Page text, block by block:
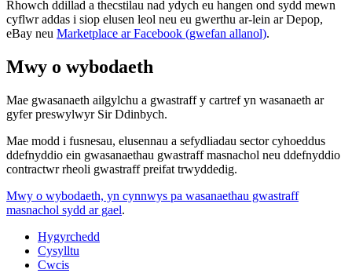
Rhowch ddillad a thecstilau nad ydych eu hangen ond sydd mewn
cyflwr addas i siop elusen leol neu eu gwerthu ar-lein ar Depop,
eBay neu Marketplace ar Facebook (gwefan allanol).
Mwy o wybodaeth
Mae gwasanaeth ailgylchu a gwastraff y cartref yn wasanaeth ar
gyfer preswylwyr Sir Ddinbych.
Mae modd i fusnesau, elusennau a sefydliadau sector cyhoeddus
ddefnyddio ein gwasanaethau gwastraff masnachol neu ddefnyddio
contractwr rheoli gwastraff preifat trwyddedig.
Mwy o wybodaeth, yn cynnwys pa wasanaethau gwastraff
masnachol sydd ar gael.
Hygyrchedd
Cysylltu
Cwcis